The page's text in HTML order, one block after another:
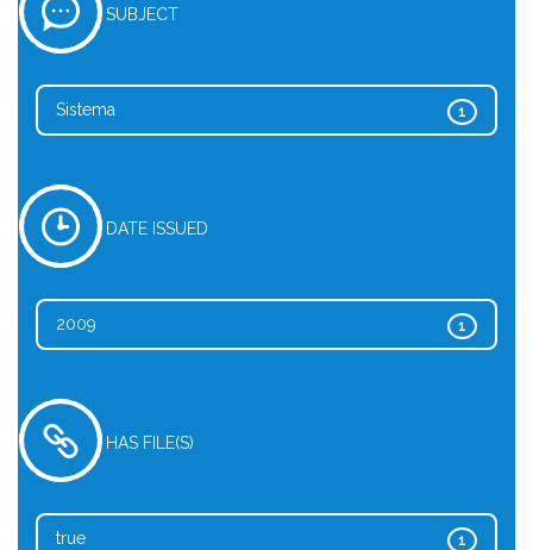
SUBJECT
1
Sistema
DATE ISSUED
1
2009
HAS FILE(S)
1
true